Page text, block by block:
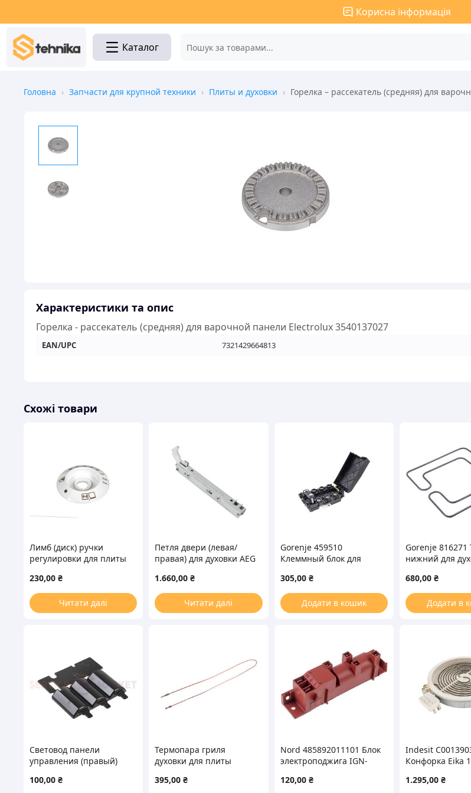
Корисна інформація
Каталог
Головна › Запчасти для крупной техники › Плиты и духовки › Горелка – рассекатель (средняя) для
Характеристики та опис
Горелка - рассекатель (средняя) для варочной панели Electrolux 3540137027
EAN/UPC 7321429664813
Схожі товари
Лимб (диск) ручки
регулировки для плиты
230,00 ₴
Читати далі
Петля двери (левая/
правая) для духовки AEG
1.660,00₴
Читати далі
Gorenje 459510
Клеммный блок для
305,00 ₴
Додати в кошик
Gorenje 816271
нижний для
680,00 ₴
Додати в
Световод панели
управления (правый)
Electrolux
100,00 ₴
Термопара гриля
духовки для плиты
L=1150mm
395,00₴
Nord 485892011101 Блок
электроподжига IGN-
120,00 ₴
Indesit
Конфорка Eika
1.295,00 ₴